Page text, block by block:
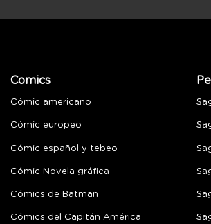
Comics
Cómic americano
Cómic europeo
Cómic español y tebeo
Cómic Novela gráfica
Cómics de Batman
Cómics del Capitán América